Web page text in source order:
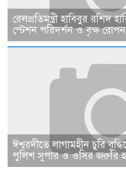
রেলপ্রতিমন্ত্রী হাবিবুর রশিদ
স্টেশন পরিদর্শন ও বৃক্ষ
ঈশ্বরদীতে লাগামহীন চুরি
পুলিশ সুপার ও ওসির জরুরি